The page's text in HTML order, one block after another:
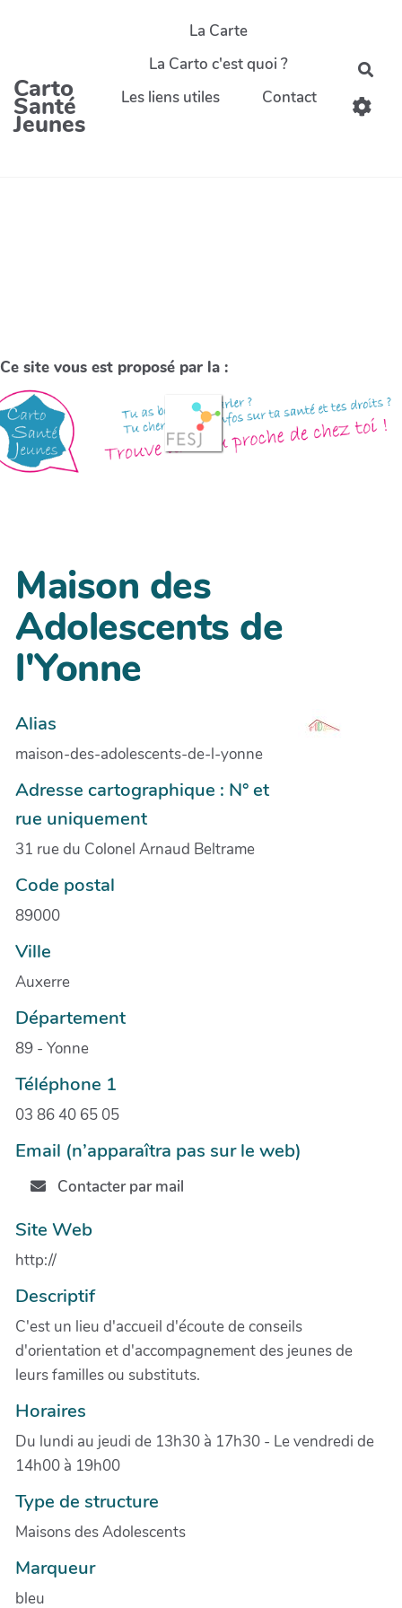
Carto
Santé
Jeunes
La Carte
La Carto c'est quoi ?
Les liens utiles
Contact
Ce site vous est proposé par la :
Maison des
Adolescents de
l'Yonne
Alias
maison-des-adolescents-de-l-yonne
Adresse cartographique : N° et
rue uniquement
31 rue du Colonel Arnaud Beltrame
Code postal
89000
Ville
Auxerre
Département
89 - Yonne
Téléphone 1
03 86 40 65 05
Email (n’apparaîtra pas sur le web)
Contacter par mail
Site Web
http://
Descriptif
C'est un lieu d'accueil d'écoute de conseils
d'orientation et d'accompagnement des jeunes de
leurs familles ou substituts.
Horaires
Du lundi au jeudi de 13h30 à 17h30 - Le vendredi de
14h00 à 19h00
Type de structure
Maisons des Adolescents
Marqueur
bleu